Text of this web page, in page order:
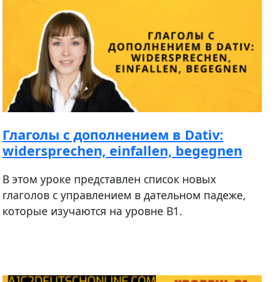
Глаголы с дополнением в Dativ:
widersprechen, einfallen, begegnen
В этом уроке представлен список новых
глаголов с управлением в дательном падеже,
которые изучаются на уровне В1.